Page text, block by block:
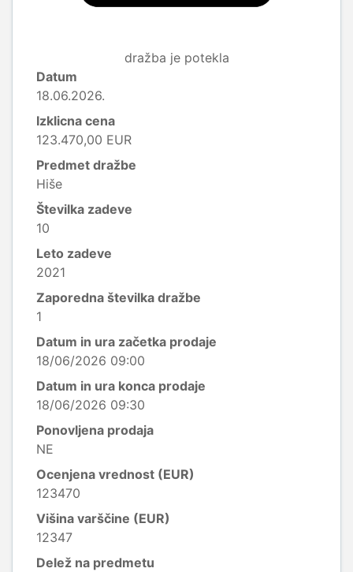
dražba je potekla
Datum
18.06.2026.
Izklicna cena
123.470,00 EUR
Predmet dražbe
Hiše
Številka zadeve
10
Leto zadeve
2021
Zaporedna številka dražbe
1
Datum in ura začetka prodaje
18/06/2026 09:00
Datum in ura konca prodaje
18/06/2026 09:30
Ponovljena prodaja
NE
Ocenjena vrednost (EUR)
123470
Višina varščine (EUR)
12347
Delež na predmetu